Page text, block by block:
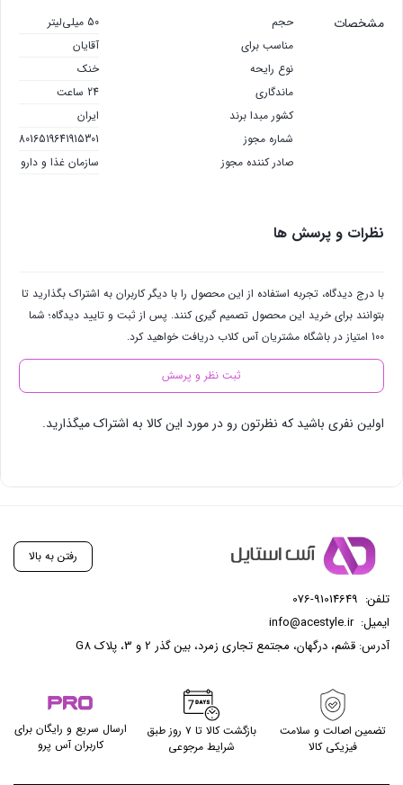
مشخصات حجم
50 میلی‌لیتر
مناسب برای
آقایان
نوع رایحه
خنک
ماندگاری
24 ساعت
کشور مبدا برند
ایران
شماره مجوز
8016519641915301
صادر کننده مجوز
سازمان غذا و دارو
نظرات و پرسش ها
با درج دیدگاه، تجربه استفاده از این محصول را با دیگر کاربران به اشتراک بگذارید تا
بتوانند برای خرید این محصول تصمیم گیری کنند. پس از ثبت و تایید دیدگاه؛ شما
100 امتیاز در باشگاه مشتریان آس کلاب دریافت خواهید کرد.
ثبت نظر و پرسش
اولین نفری باشید که نظرتون رو در مورد این کالا به اشتراک میگذارید.
رفتن به بالا
تلفن: 076-91014649
ایمیل:info@acestyle.ir
آدرس: قشم، درگهان، مجتمع تجاری زمرد، بین گذر 2 و 3، پلاک G8
تضمین اصالت و سلامت
فیزیکی کالا
بازگشت کالا تا ۷ روز طبق
شرایط مرجوعی
ارسال سریع و رایگان برای
کاربران آس پرو